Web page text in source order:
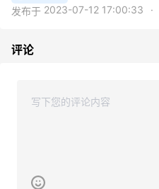
发布于 2023-07-12 17:00:33 ·
评论